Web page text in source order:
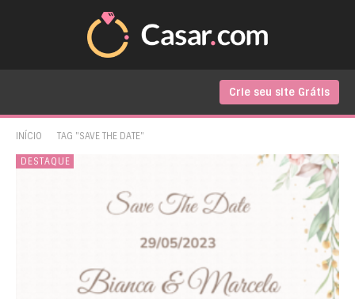
Crie seu site Grátis
INÍCIO TAG "SAVE THE DATE"
DESTAQUE